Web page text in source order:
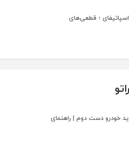
اسپاتیفای ؛ قطعی‌های
خودرو دست دوم | راهنمای